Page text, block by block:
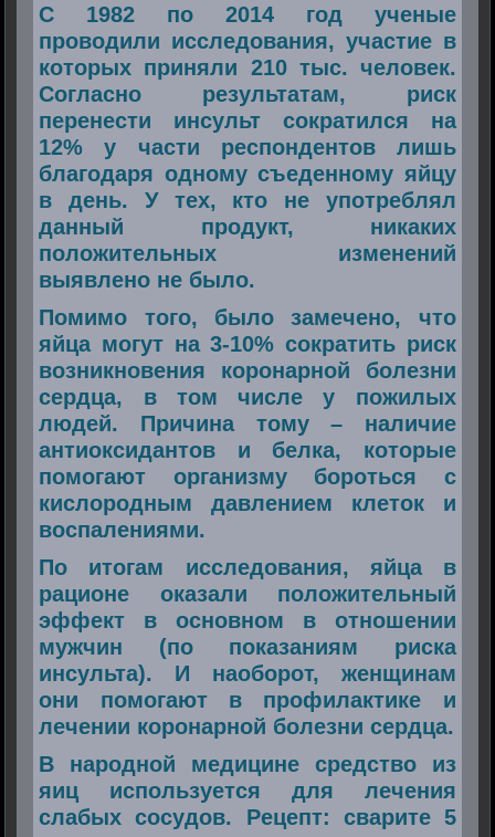
С 1982 по 2014 год ученые
проводили исследования, участие в
которых приняли 210 тыс. человек.
Согласно результатам, риск
перенести инсульт сократился на
12% у части респондентов лишь
благодаря одному съеденному яйцу
в день. У тех, кто не употреблял
данный продукт, никаких
положительных изменений
выявлено не было.
Помимо того, было замечено, что
яйца могут на 3-10% сократить риск
возникновения коронарной болезни
сердца, в том числе у пожилых
людей. Причина тому – наличие
антиоксидантов и белка, которые
помогают организму бороться с
кислородным давлением клеток и
воспалениями.
По итогам исследования, яйца в
рационе оказали положительный
эффект в основном в отношении
мужчин (по показаниям риска
инсульта). И наоборот, женщинам
они помогают в профилактике и
лечении коронарной болезни сердца.
В народной медицине средство из
яиц используется для лечения
слабых сосудов. Рецепт: сварите 5